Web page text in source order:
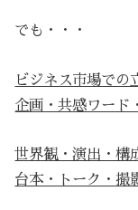
でも・・・
ビジネス市場での
企画・共感ワード・
世界観・演出・構
台本・トーク・撮